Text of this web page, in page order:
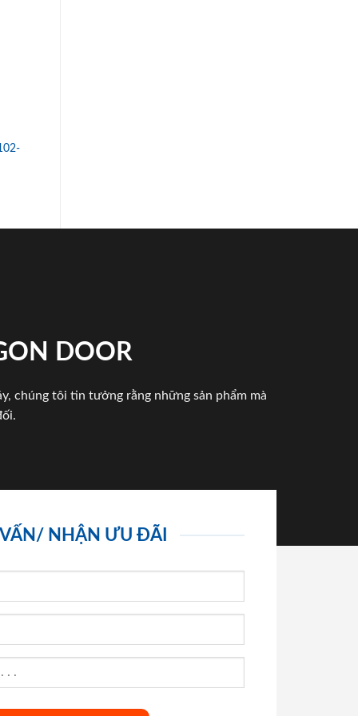
DOOR
chúng tôi tin tưởng rằng những sản phẩm mà
NHẬN ƯU ĐÃI